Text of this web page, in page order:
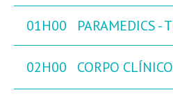
01H00 PARAMEDICS -
02H00 CORPO